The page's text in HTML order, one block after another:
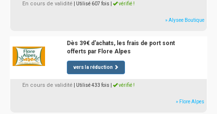
En cours de validité | Utilisé 607 fois vérifié !
» Alysee Boutique
Dès 39€ d'achats, les frais de port sont
offerts par Flore Alpes
vers la réduction
En cours de validité | Utilisé 433 fois vérifié !
» Flore Alpes